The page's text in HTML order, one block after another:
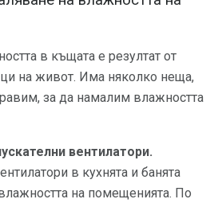
в къщата е резултат от
на живот. Има няколко неща,
за да намалим влажността
вентилатори.
в кухнята и банята
на помещенията. По